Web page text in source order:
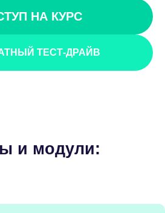
НА КУРС
ТЕСТ-ДРАЙВ
и модули: